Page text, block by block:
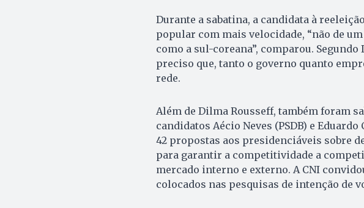
Durante a sabatina, a candidata à
popular com mais velocidade, “não de
como a sul-coreana”, comparou.
preciso que, tanto o governo quanto
rede.
Além de Dilma Rousseff, também foram
candidatos Aécio Neves (PSDB) e
42 propostas aos presidenciáveis sobre
para garantir a competitividade a
mercado interno e externo. A CNI
colocados nas pesquisas de intenção de